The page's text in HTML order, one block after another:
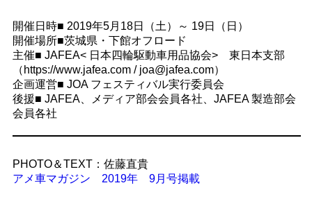
開催日時■ 2019年5月18日（土）～ 19日（日）
開催場所■茨城県・下館オフロード
主催■ JAFEA< 日本四輪駆動車用品協会> 東日本支部
（https://www.jafea.com / joa@jafea.com）
企画運営■ JOA フェスティバル実行委員会
後援■ JAFEA、メディア部会会員各社、JAFEA 製造部会
会員各社
PHOTO＆TEXT：佐藤直貴
アメ車マガジン 2019年 9月号掲載